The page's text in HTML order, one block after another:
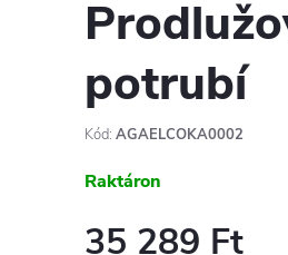
potrubí
Kód: AGAELCOKA0002
Raktáron
35 289 Ft